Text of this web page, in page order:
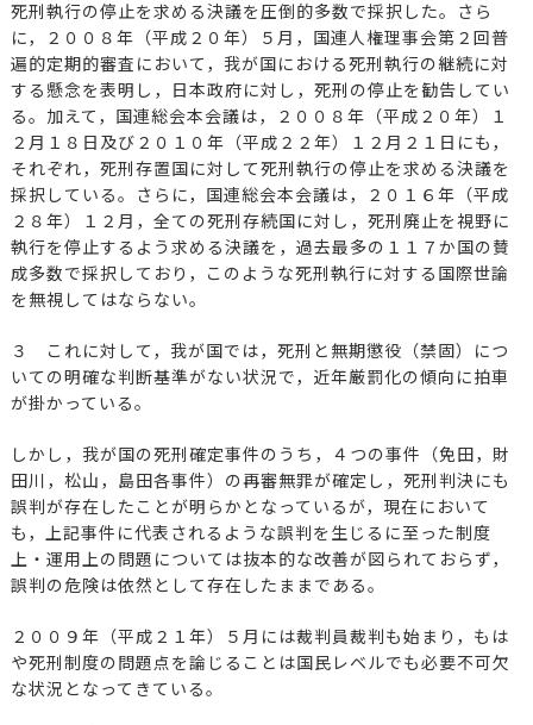
死刑執行の停止を求める決議を圧倒的多数で採択した。さら
に，２００８年（平成２０年）５月，国連人権理事会第２回普
遍的定期的審査において，我が国における死刑執行の継続に対
する懸念を表明し，日本政府に対し，死刑の停止を勧告してい
る。加えて，国連総会本会議は，２００８年（平成２０年）１
２月１８日及び２０１０年（平成２２年）１２月２１日にも，
それぞれ，死刑存置国に対して死刑執行の停止を求める決議を
採択している。さらに，国連総会本会議は，２０１６年（平成
２８年）１２月，全ての死刑存続国に対し，死刑廃止を視野に
執行を停止するよう求める決議を，過去最多の１１７か国の賛
成多数で採択しており，このような死刑執行に対する国際世論
を無視してはならない。
３ これに対して，我が国では，死刑と無期懲役（禁固）につ
いての明確な判断基準がない状況で，近年厳罰化の傾向に拍車
が掛かっている。
しかし，我が国の死刑確定事件のうち，４つの事件（免田，財
田川，松山，島田各事件）の再審無罪が確定し，死刑判決にも
誤判が存在したことが明らかとなっているが，現在において
も，上記事件に代表されるような誤判を生じるに至った制度
上・運用上の問題については抜本的な改善が図られておらず，
誤判の危険は依然として存在したままである。
２００９年（平成２１年）５月には裁判員裁判も始まり，もは
や死刑制度の問題点を論じることは国民レベルでも必要不可欠
な状況となってきている。